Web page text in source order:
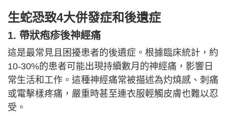
生蛇恐致4大併發症和後遺症
1. 帶狀疱疹後神經痛
這是最常見且困擾患者的後遺症。根據臨床統計，約
10-30%的患者可能出現持續數月的神經痛，影響日
常生活和工作。這種神經痛常被描述為灼燒感、刺痛
或電擊樣疼痛，嚴重時甚至連衣服輕觸皮膚也難以忍
受。